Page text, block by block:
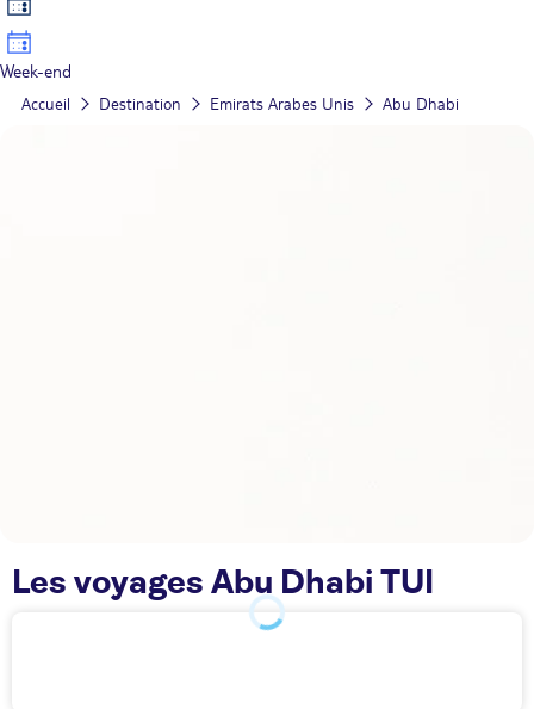
Week-end
Accueil Destination Emirats Arabes Unis Abu Dhabi
Les voyages Abu Dhabi TUI